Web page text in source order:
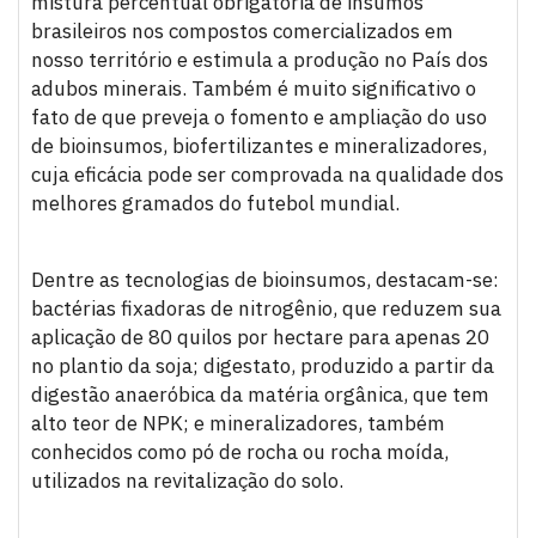
brasileiros nos compostos comercializados em
nosso território e estimula a produção no País dos
adubos minerais. Também é muito significativo o
fato de que preveja o fomento e ampliação do uso
de bioinsumos, biofertilizantes e mineralizadores,
cuja eficácia pode ser comprovada na qualidade dos
melhores gramados do futebol mundial.
Dentre as tecnologias de bioinsumos, destacam-se:
bactérias fixadoras de nitrogênio, que reduzem sua
aplicação de 80 quilos por hectare para apenas 20
no plantio da soja; digestato, produzido a partir da
digestão anaeróbica da matéria orgânica, que tem
alto teor de NPK; e mineralizadores, também
conhecidos como pó de rocha ou rocha moída,
utilizados na revitalização do solo.